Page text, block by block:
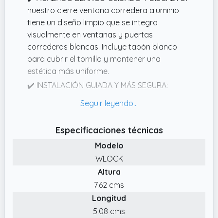
nuestro cierre ventana corredera aluminio
tiene un diseño limpio que se integra
visualmente en ventanas y puertas
correderas blancas. Incluye tapón blanco
para cubrir el tornillo y mantener una
estética más uniforme.
✔️ INSTALACIÓN GUIADA Y MÁS SEGURA:
montaje en el packaging para ayudarte
recomienda utilizar una broca de 8 mm.
✔️ INCLUYE LLAVES DE SEGURIDAD: El sistema
viene con llaves para accionar el mecanismo
de bloqueo y desbloqueo de forma segura.
Mantén el control total del cierre y asegura
que solo las personas autorizadas puedan
abrir las ventanas o puertas correderas
Especificaciones técnicas
Modelo
WLOCK
Altura
7.62 cms
Longitud
5.08 cms